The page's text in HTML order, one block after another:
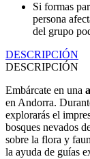
Si formas
persona
del grupo
DESCRIPCIÓN
DESCRIPCIÓN
Embárcate en una
en Andorra.
explorarás el
bosques nevados
sobre la flora y
la ayuda de guías